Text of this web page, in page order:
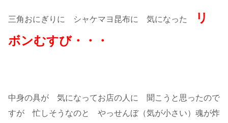
三角おにぎりに シャケマヨ昆布に 気になった
リ
ボンむすび・・・
中身の具が 気になってお店の人に 聞こうと思ったので
すが 忙しそうなのと やっせんぼ（気が小さい）魂が炸